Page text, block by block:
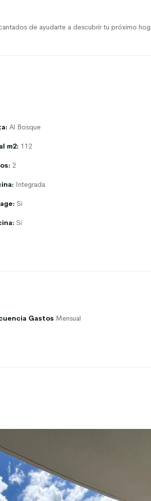
de ayudarte a descubrir tu próximo
Al Bosque
m2: 112
2
Integrada
Si
Si
Gastos Mensual